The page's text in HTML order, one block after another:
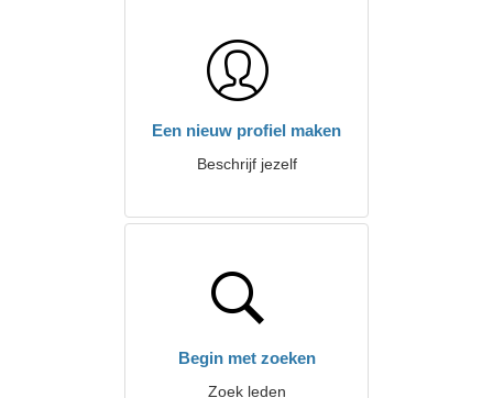
Een nieuw profiel maken
Beschrijf jezelf
Begin met zoeken
Zoek leden